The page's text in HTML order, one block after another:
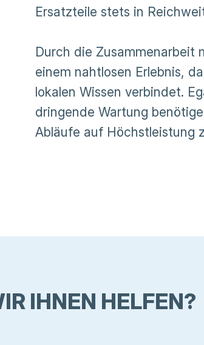
Ersatzteile stets in
Durch die Zusammenarbeit
einem nahtlosen Erlebnis,
lokalen Wissen verbindet.
dringende Wartung
Abläufe auf Höchstleistung
IHNEN HELFEN?